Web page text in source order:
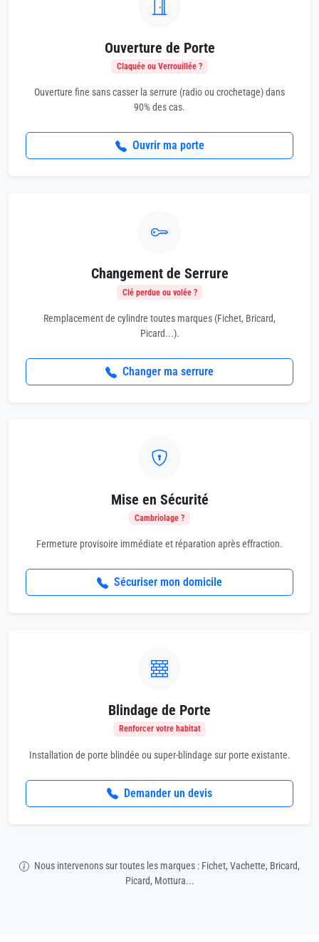
Ouverture de Porte
Claquée ou Verrouillée ?
Ouverture fine sans casser la serrure (radio ou crochetage) dans
90% des cas.
Ouvrir ma porte
Changement de Serrure
Clé perdue ou volée ?
Remplacement de cylindre toutes marques (Fichet, Bricard,
Picard...).
Changer ma serrure
Mise en Sécurité
Cambriolage ?
Fermeture provisoire immédiate et réparation après effraction.
Sécuriser mon domicile
Blindage de Porte
Renforcer votre habitat
Installation de porte blindée ou super-blindage sur porte existante.
Demander un devis
Nous intervenons sur toutes les marques : Fichet, Vachette, Bricard,
Picard, Mottura...